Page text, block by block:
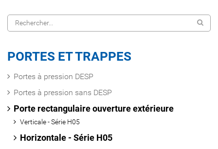
PORTES ET TRAPPES
Portes à pression DESP
Portes à pression sans DESP
Porte rectangulaire ouverture extérieure
Verticale - Série H05
Horizontale - Série H05